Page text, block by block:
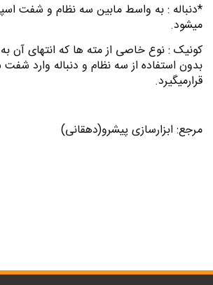
*دنباله : به واسط مابین سه نظام و شفت
میشود.
کونیک : نوع خاصی از مته ها که انتهای آن
بدون استفاده از سه نظام و دنباله وارد
قرارمیگیرد.
مرجع: ابزارسازی پیشرو(دهقانی)